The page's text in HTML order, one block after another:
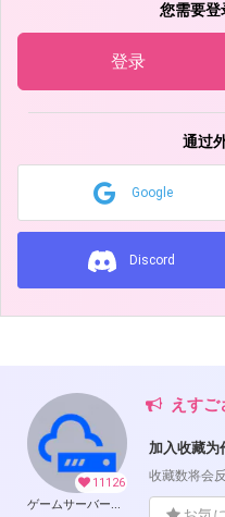
您需要登
登录
通过
Google
Discord
11126
ゲームサーバー公開ツール の開発支援
えすご
加入收藏为
收藏数将会